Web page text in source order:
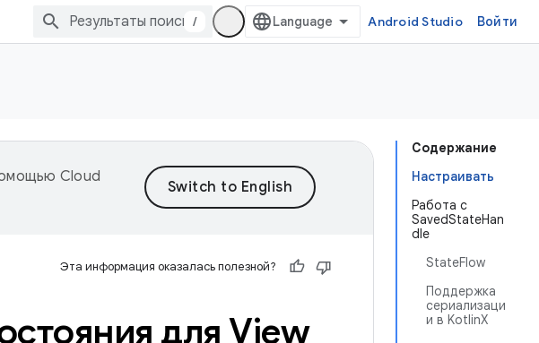
/ Android Studio Войти
Содержание
Настраивать
Работа с
SavedStateHan
dle
StateFlow
Поддержка
сериализаци
и в KotlinX
Cloud
Эта информация оказалась полезной?
для View